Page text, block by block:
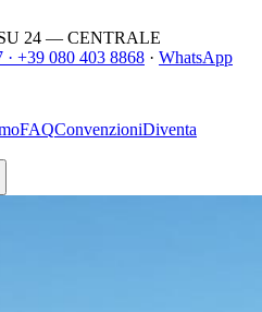
24 — CENTRALE
· +39 080 403 8868 · WhatsApp
FAQConvenzioniDiventa